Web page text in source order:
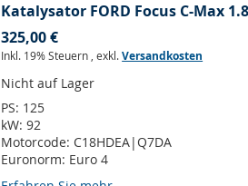
Katalysator FORD Focus C-Max
325,00 €
Inkl. 19% Steuern ,exkl.Versandkosten
Nicht auf Lager
PS: 125
kW:92
Motorcode: C18HDEA|Q7DA
Euronorm: Euro 4